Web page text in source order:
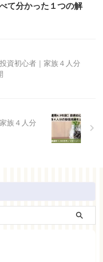
て分かった１つの解
資初心者｜家族４人分
族４人分